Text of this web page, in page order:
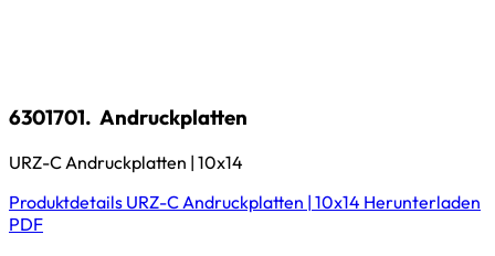
6301701. Andruckplatten
URZ-C Andruckplatten | 10x14
Produktdetails URZ-C Andruckplatten | 10x14 Herunterladen
PDF